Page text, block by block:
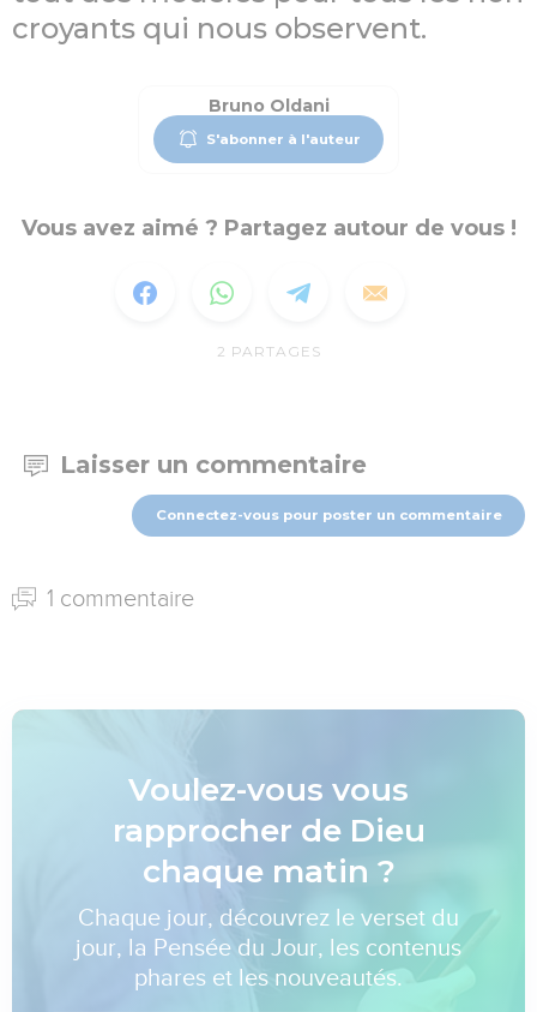
croyants qui nous observent.
Bruno Oldani
S'abonner à l'auteur
Vous avez aimé ? Partagez autour de vous !
2 PARTAGES
Laisser un commentaire
Connectez-vous pour poster un commentaire
1 commentaire
Voulez-vous vous
rapprocher de Dieu
chaque matin ?
Chaque jour, découvrez le verset du
jour, la Pensée du Jour, les contenus
phares et les nouveautés.